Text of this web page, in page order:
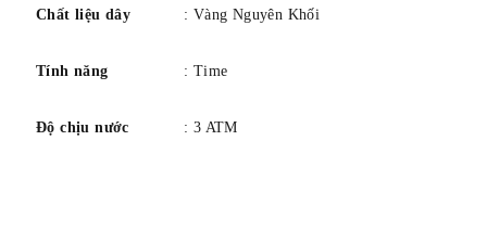
Chất liệu dây : Vàng Nguyên Khối
Tính năng : Time
Độ chịu nước : 3 ATM